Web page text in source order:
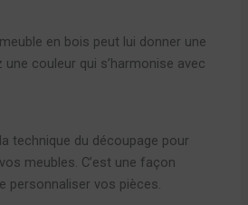
en bois peut lui donner une
une couleur qui s’harmonise avec
technique du découpage pour
meubles. C’est une façon
personnaliser vos pièces.